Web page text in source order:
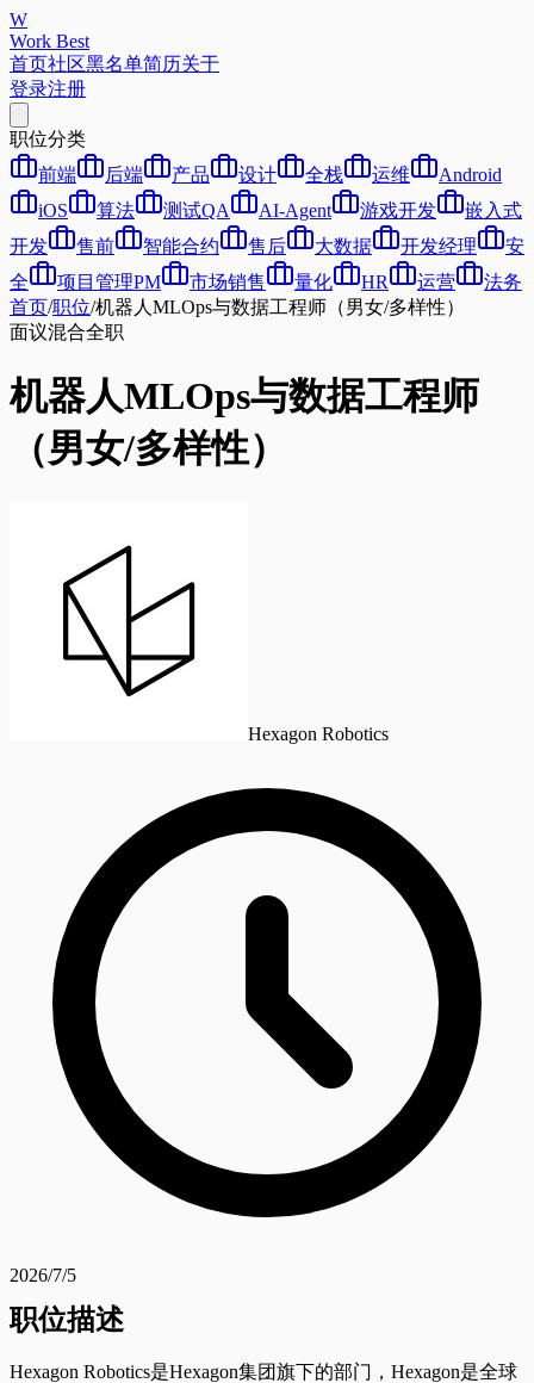
W
Work Best
首页社区黑名单简历关于
登录注册
职位分类
前端
后端 产品 设计 全栈 运维
Android
iOS
算法 测试QA AI-Agent 游戏开发
嵌入式
开发
售前 智能合约 售后 大数据 开发经理
安
全
项目管理PM 市场销售 量化 HR 运营
法务
首页/职位/机器人MLOps与数据工程师（男女/多样性）
面议混合全职
机器人MLOps与数据工程师
（男女/多样性）
Hexagon Robotics
2026/7/5
职位描述
Hexagon Robotics是Hexagon集团旗下的部门，Hexagon是全球